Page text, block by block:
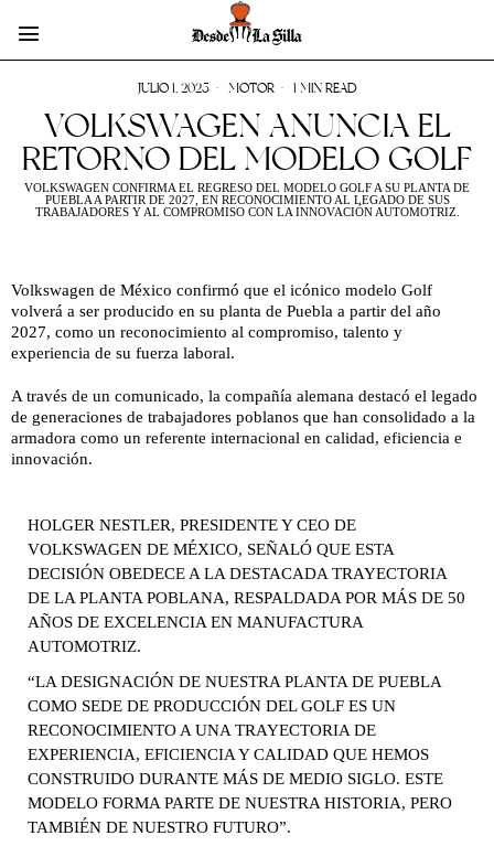
JULIO 1, 2025 MOTOR 1 MIN READ
VOLKSWAGEN ANUNCIA EL
RETORNO DEL MODELO GOLF
VOLKSWAGEN CONFIRMA EL REGRESO DEL MODELO GOLF A SU PLANTA DE
PUEBLA A PARTIR DE 2027, EN RECONOCIMIENTO AL LEGADO DE SUS
TRABAJADORES Y AL COMPROMISO CON LA INNOVACIÓN AUTOMOTRIZ.
Volkswagen de México confirmó que el icónico modelo Golf
volverá a ser producido en su planta de Puebla a partir del año
2027, como un reconocimiento al compromiso, talento y
experiencia de su fuerza laboral.
A través de un comunicado, la compañía alemana destacó el legado
de generaciones de trabajadores poblanos que han consolidado a la
armadora como un referente internacional en calidad, eficiencia e
innovación.
HOLGER NESTLER, PRESIDENTE Y CEO DE
VOLKSWAGEN DE MÉXICO, SEÑALÓ QUE ESTA
DECISIÓN OBEDECE A LA DESTACADA TRAYECTORIA
DE LA PLANTA POBLANA, RESPALDADA POR MÁS DE 50
AÑOS DE EXCELENCIA EN MANUFACTURA
AUTOMOTRIZ.
“LA DESIGNACIÓN DE NUESTRA PLANTA DE PUEBLA
COMO SEDE DE PRODUCCIÓN DEL GOLF ES UN
RECONOCIMIENTO A UNA TRAYECTORIA DE
EXPERIENCIA, EFICIENCIA Y CALIDAD QUE HEMOS
CONSTRUIDO DURANTE MÁS DE MEDIO SIGLO. ESTE
MODELO FORMA PARTE DE NUESTRA HISTORIA, PERO
TAMBIÉN DE NUESTRO FUTURO”.